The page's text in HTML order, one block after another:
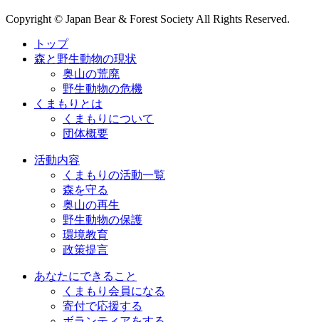
Copyright © Japan Bear & Forest Society All Rights Reserved.
トップ
森と野生動物の現状
奥山の荒廃
野生動物の危機
くまもりとは
くまもりについて
団体概要
活動内容
くまもりの活動一覧
森を守る
奥山の再生
野生動物の保護
環境教育
政策提言
あなたにできること
くまもり会員になる
寄付で応援する